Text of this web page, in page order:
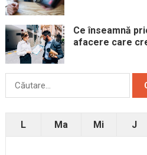
Ce înseamnă
afacere care
Caută
L Ma Mi J